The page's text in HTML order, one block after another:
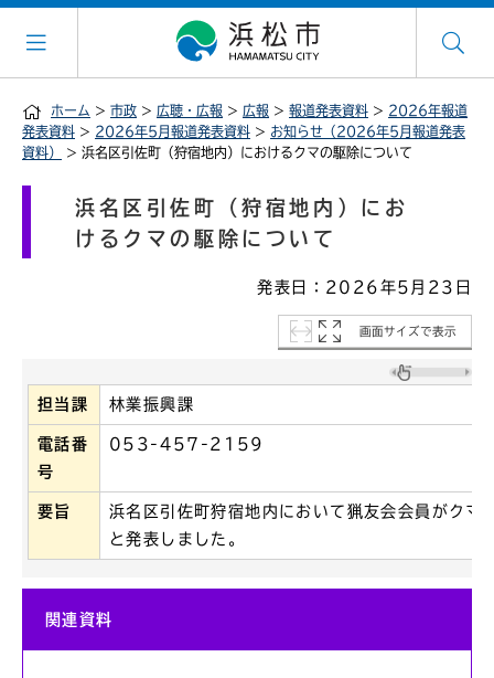
ホーム > 市政 > 広聴・広報 > 広報 > 報道発表資料 > 2026年報道
発表資料 > 2026年5月報道発表資料 > お知らせ（2026年5月報道発表
資料）
> 浜名区引佐町（狩宿地内）におけるクマの駆除について
浜名区引佐町（狩宿地内）にお
けるクマの駆除について
発表日：2026年5月23日
画面サイズで表示
担当課 林業振興課
電話番
号
053-457-2159
要旨
浜名区引佐町狩宿地内において猟友会会員がクマ
と発表しました。
関連資料